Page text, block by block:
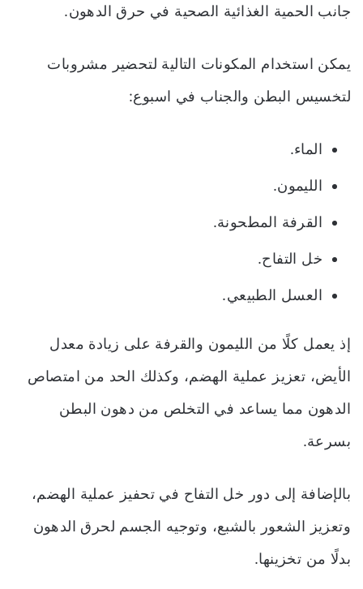
جانب الحمية الغذائية الصحية في حرق الدهون.
يمكن استخدام المكونات التالية لتحضير مشروبات
لتخسيس البطن والجناب في اسبوع:
الماء.
الليمون.
القرفة المطحونة.
خل التفاح.
العسل الطبيعي.
إذ يعمل كلًا من الليمون والقرفة على زيادة معدل
الأيض، تعزيز عملية الهضم، وكذلك الحد من امتصاص
الدهون مما يساعد في التخلص من دهون البطن
بسرعة.
بالإضافة إلى دور خل التفاح في تحفيز عملية الهضم،
وتعزيز الشعور بالشبع، وتوجيه الجسم لحرق الدهون
بدلًا من تخزينها.